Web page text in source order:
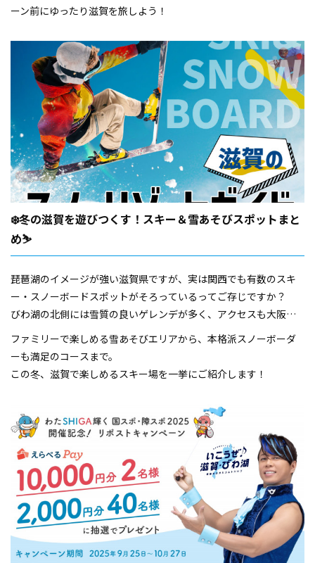
ーン前にゆったり滋賀を旅しよう！
❄️冬の滋賀を遊びつくす！スキー＆雪あそびスポットまと
め⛷️
琵琶湖のイメージが強い滋賀県ですが、実は関西でも有数のスキ
ー・スノーボードスポットがそろっているってご存じですか？
びわ湖の北側には雪質の良いゲレンデが多く、アクセスも大阪や
京都から日帰り圏内。
朝出発して、夕方には温泉でほっこり…なんて冬旅も叶います♨️
ファミリーで楽しめる雪あそびエリアから、本格派スノーボーダ
ーも満足のコースまで。
この冬、滋賀で楽しめるスキー場を一挙にご紹介します！